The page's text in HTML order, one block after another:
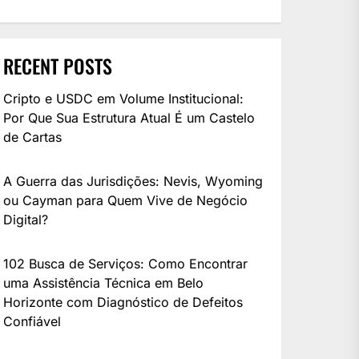
RECENT POSTS
Cripto e USDC em Volume Institucional:
Por Que Sua Estrutura Atual É um Castelo
de Cartas
A Guerra das Jurisdições: Nevis, Wyoming
ou Cayman para Quem Vive de Negócio
Digital?
102 Busca de Serviços: Como Encontrar
uma Assistência Técnica em Belo
Horizonte com Diagnóstico de Defeitos
Confiável